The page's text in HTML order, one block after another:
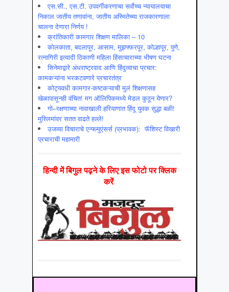
एस.सी., एस.टी. उपवर्गीकरणाचा सर्वोच्च न्यायालयाचा
निकाल जातीय तणावांना, जातीय अस्मितेच्या राजकारणाला
चालना देणारा निर्णय !
क्रांतिकारी कामगार शिक्षण मालिका – 10
कोलकाता, बदलापूर, आसाम, मुझफ्फरपूर, कोल्हापूर, पुणे,
रत्नागिरी इत्यादी ठिकाणी महिला हिंसाचाराच्या भीषण घटना
सिनेमाद्वारे अंधराष्ट्रवाद आणि हिंदुत्वाचा प्रचार:
कामकऱ्यांना भरकटवणारे प्रचारतंत्र
कोट्यवधी कामगार-कष्टकऱ्याची मुलं शिक्षणासह
खेळापासूनही वंचित! मग ऑलिपिकमध्ये मेडल कुठून येणार?
गो–रक्षणाच्या नावाखाली हरियाणात हिंदू युवक सुद्धा बळी!
मुस्लिमांवर सतत वाढते हल्ले!
उजव्या विचाराचे एन्फ्ल्युएंसर्स (प्रभावक): फॅशिस्ट विखारी
प्रचाराची महामारी
हिन्‍दी में बिगुल पढ़ने के लिए इस फोटो पर क्लिक
करें